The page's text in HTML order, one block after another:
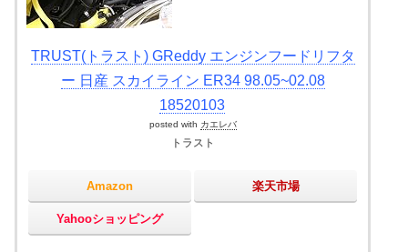
TRUST(トラスト) GReddy エンジンフードリフタ
ー 日産 スカイライン ER34 98.05~02.08
18520103
posted with カエレバ
トラスト
Amazon 楽天市場
Yahooショッピング